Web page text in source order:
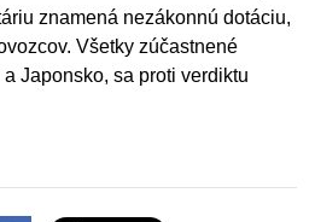
znamená nezákonnú dotáciu,
Všetky zúčastnené
Japonsko, sa proti verdiktu